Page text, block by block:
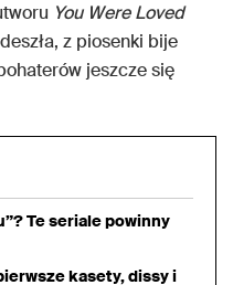
You Were Loved
z piosenki bije
jeszcze się
Te seriale powinny
kasety, dissy i